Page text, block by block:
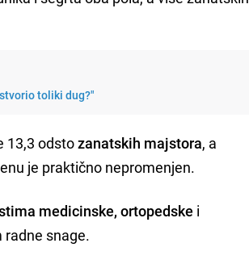
toliki dug?"
13,3 odstozanatskih majstora, a
je praktično nepromenjen.
medicinske, ortopedske i
snage.